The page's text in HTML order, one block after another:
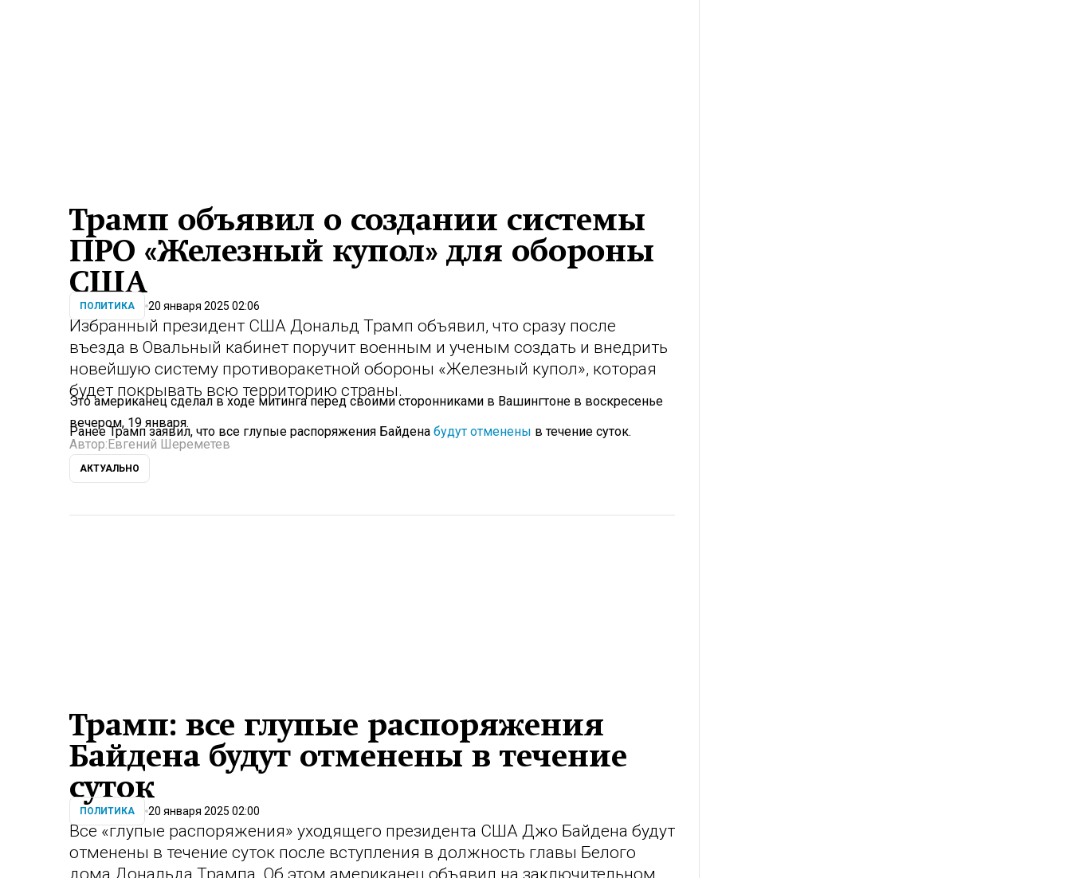
Трамп объявил о создании системы
ПРО «Железный купол» для обороны
США
ПОЛИТИКА 20 января 2025 02:06
Избранный президент США Дональд Трамп объявил, что сразу после
въезда в Овальный кабинет поручит военным и ученым создать и внедрить
новейшую систему противоракетной обороны «Железный купол», которая
будет покрывать всю территорию страны.
Это американец сделал в ходе митинга перед своими сторонниками в Вашингтоне в воскресенье
вечером, 19 января.
Ранее Трамп заявил, что все глупые распоряжения Байдена будут отменены в течение суток.
Автор: Евгений Шереметев
АКТУАЛЬНО
Трамп: все глупые распоряжения
Байдена будут отменены в течение
суток
ПОЛИТИКА 20 января 2025 02:00
Все «глупые распоряжения» уходящего президента США Джо Байдена будут
отменены в течение суток после вступления в должность главы Белого
дома Дональда Трампа. Об этом американец объявил на заключительном